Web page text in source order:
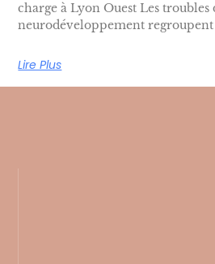
charge à Lyon Ouest Les troubles
neurodéveloppement regroupent
Lire Plus